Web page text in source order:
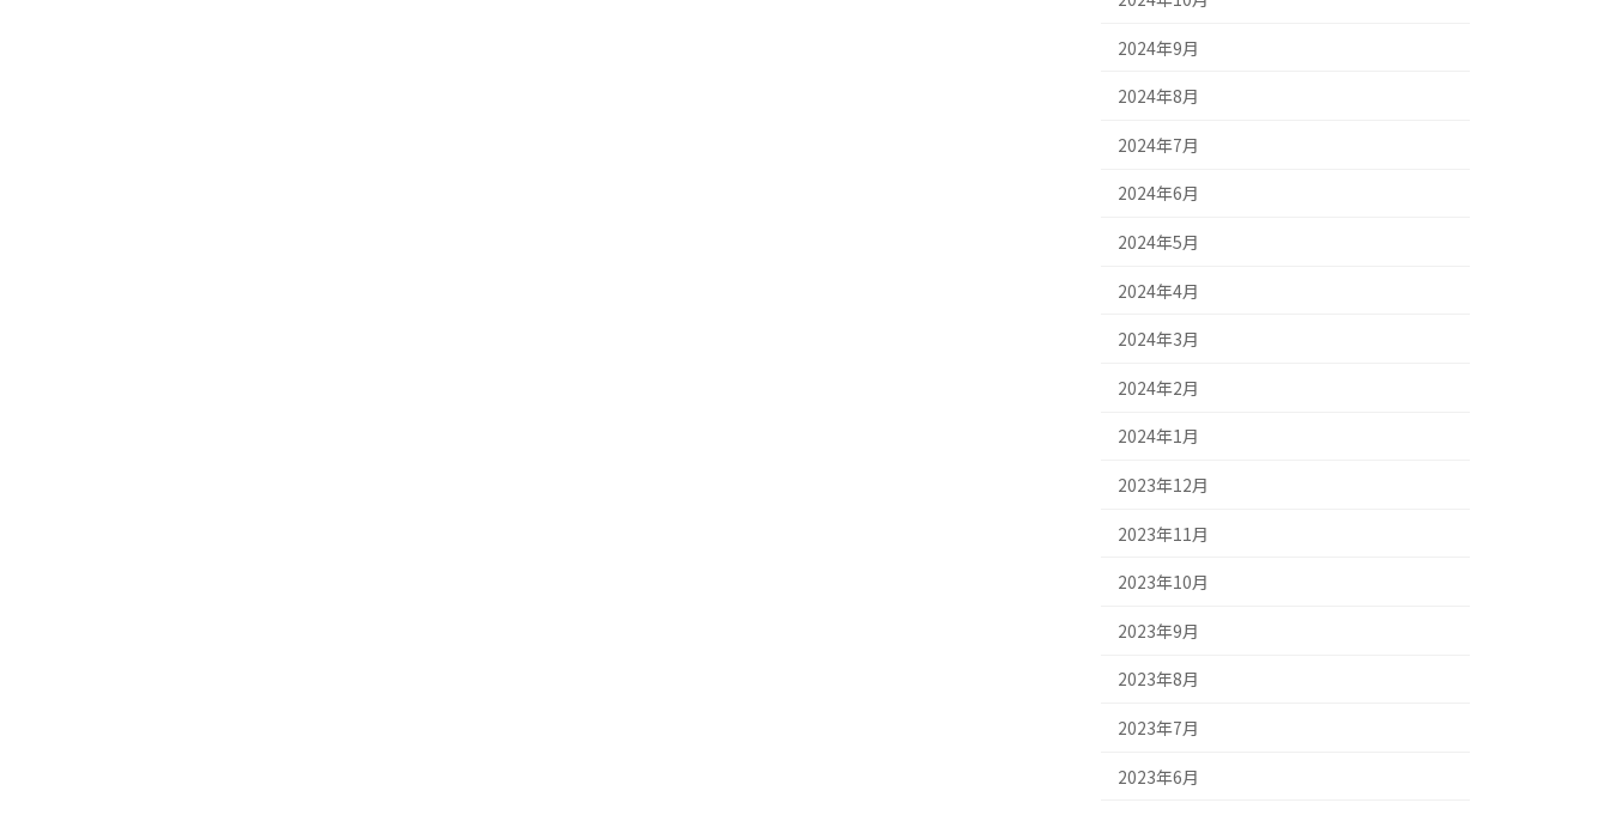
2024年9月
2024年8月
2024年7月
2024年6月
2024年5月
2024年4月
2024年3月
2024年2月
2024年1月
2023年12月
2023年11月
2023年10月
2023年9月
2023年8月
2023年7月
2023年6月